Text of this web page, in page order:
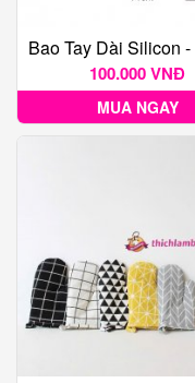
100.000 VNĐ
MUA NGAY